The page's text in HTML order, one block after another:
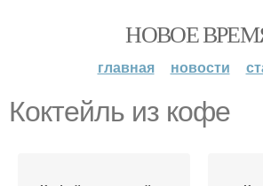
НОВОЕ
главная новости
Коктейль из кофе